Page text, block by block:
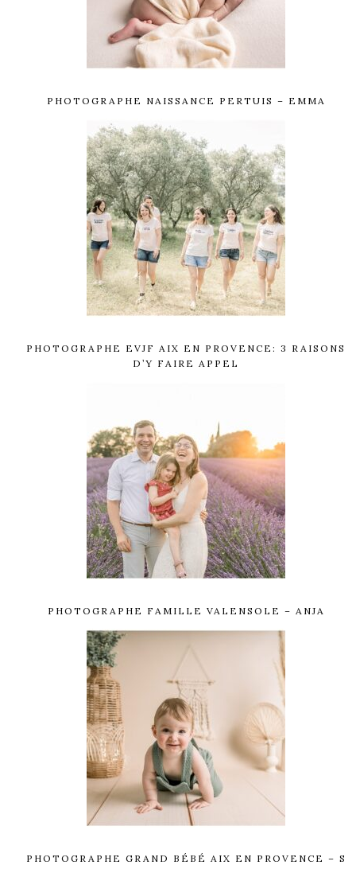
PHOTOGRAPHE NAISSANCE PERTUIS – EMMA
PHOTOGRAPHE EVJF AIX EN PROVENCE: 3 RAISONS
D’Y FAIRE APPEL
PHOTOGRAPHE FAMILLE VALENSOLE – ANJA
PHOTOGRAPHE GRAND BÉBÉ AIX EN PROVENCE – S